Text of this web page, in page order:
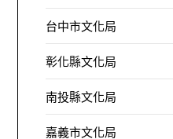
台中市文化局
彰化縣文化局
南投縣文化局
嘉義市文化局